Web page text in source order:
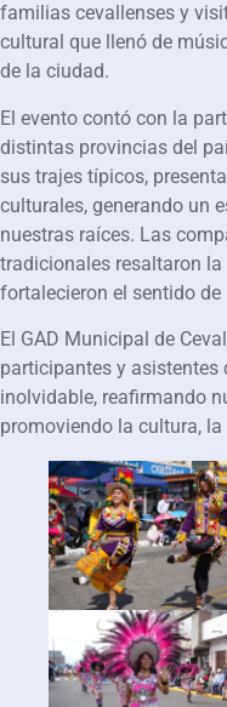
familias cevallenses y
cultural que llenó de
de la ciudad.
El evento contó con la
distintas provincias del
sus trajes típicos,
culturales, generando un
nuestras raíces. Las
tradicionales resaltaron
fortalecieron el sentido de
El GAD Municipal de
participantes y asistentes
inolvidable, reafirmando
promoviendo la cultura,